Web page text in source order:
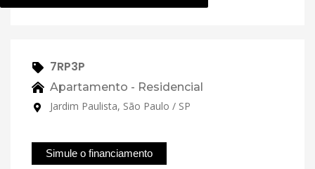
7RP3P
Apartamento - Residencial
Jardim Paulista, São Paulo / SP
Simule o financiamento